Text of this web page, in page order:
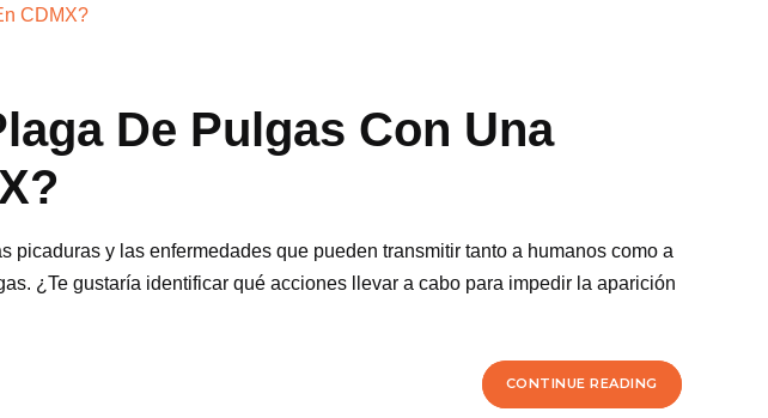
De Pulgas Con Una
y las enfermedades que pueden transmitir tanto a humanos como a
¿Te gustaría identificar qué acciones llevar a cabo para impedir la aparición
CONTINUE READING